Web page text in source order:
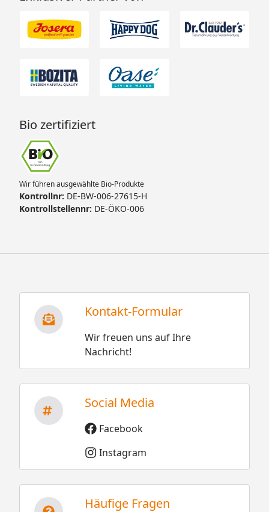
Bio zertifiziert
Wir führen ausgewählte Bio-Produkte
Kontrollnr: DE-BW-006-27615-H
Kontrollstellennr: DE-ÖKO-006
Kontakt-Formular
Wir freuen uns auf Ihre
Nachricht!
Social Media
Facebook
Instagram
Häufige Fragen